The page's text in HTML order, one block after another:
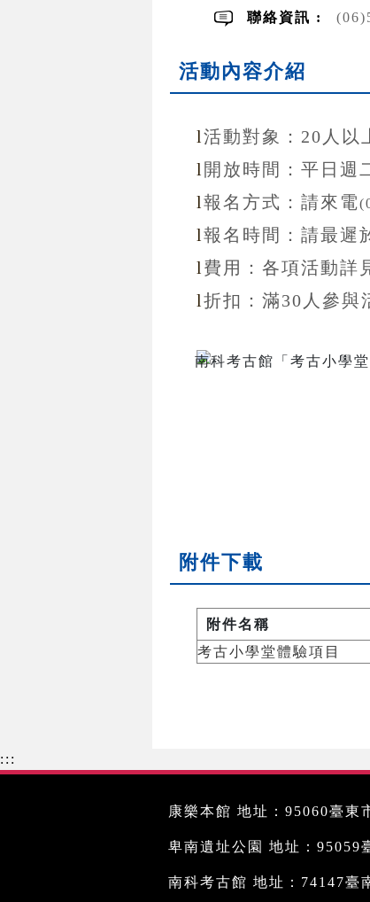
聯絡資訊 :
活動內容介紹
l活動對象：20 人以
l 開放時間： 平日週
l報名方式： 請來電
l報名 時間： 請最遲
l 費用：各項活動詳
l折扣 ：滿30 人參與
附件下載
附件名稱
考古小學堂體驗項目
:::
康樂本館 地址：95060臺東
卑南遺址公園 地址：95059
南科考古館 地址：74147臺